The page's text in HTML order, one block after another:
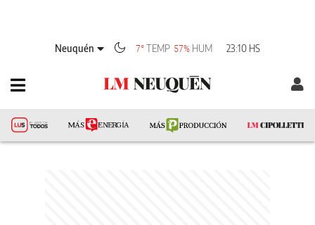
Neuquén 7°TEMP 57% HUM 23:10 HS